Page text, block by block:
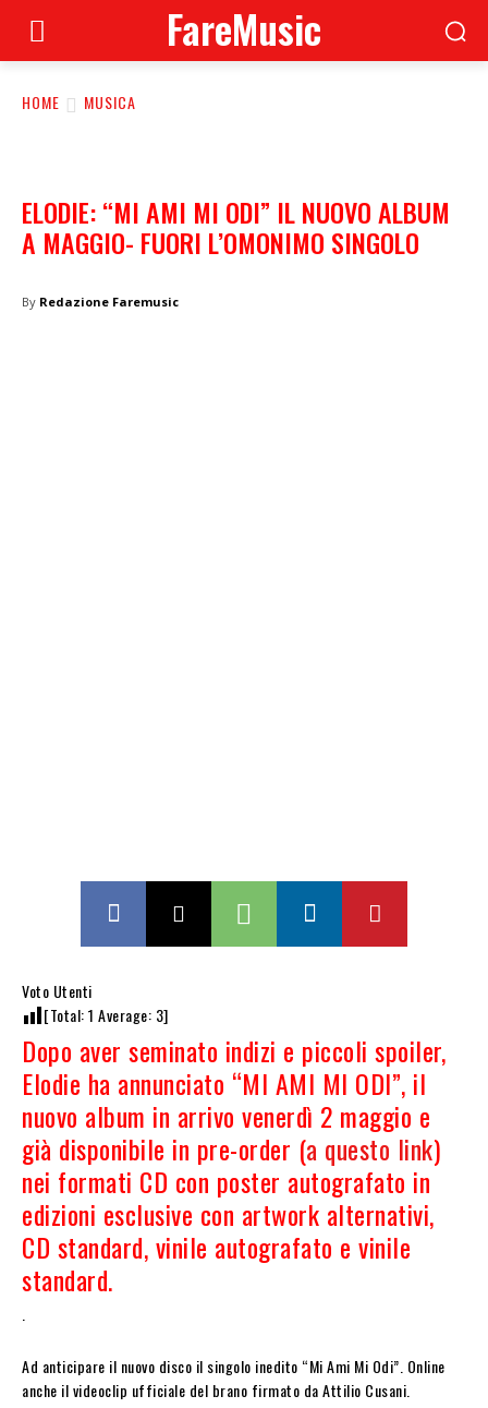
FareMusic
HOME MUSICA
ELODIE: “MI AMI MI ODI” IL NUOVO ALBUM
A MAGGIO- FUORI L’OMONIMO SINGOLO
By Redazione Faremusic
Voto Utenti
[Total:1 Average: 3]
Dopo aver seminato indizi e piccoli spoiler,
Elodie ha annunciato “MI AMI MI ODI”, il
nuovo album in arrivo venerdì 2 maggio e
già disponibile in pre-order (a questo link)
nei formati CD con poster autografato in
edizioni esclusive con artwork alternativi,
CD standard, vinile autografato e vinile
standard.
Ad anticipare il nuovo disco il singolo inedito “Mi Ami Mi Odi”. Online
anche il videoclip ufficiale del brano firmato da Attilio Cusani.